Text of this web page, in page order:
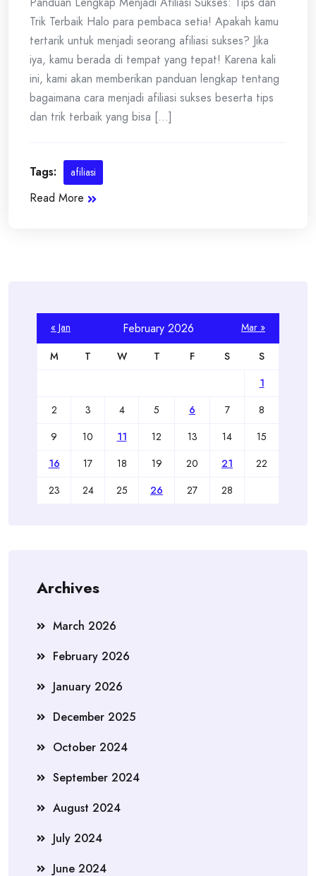
Trik Terbaik Halo para pembaca setia! Apakah kamu
tertarik untuk menjadi seorang afiliasi sukses? Jika
iya, kamu berada di tempat yang tepat! Karena kali
ini, kami akan memberikan panduan lengkap tentang
bagaimana cara menjadi afiliasi sukses beserta tips
dan trik terbaik yang bisa [...]
Tags: afiliasi
Read More
February 2026
M T W T F S
S
1
2
3 4 5 6 7
8
9
10 11 12 13 14
15
16
17 18 19 20 21
22
23
24 25 26 27 28
« Jan Mar »
Archives
March 2026
February 2026
January 2026
December 2025
October 2024
September 2024
August 2024
July 2024
June 2024